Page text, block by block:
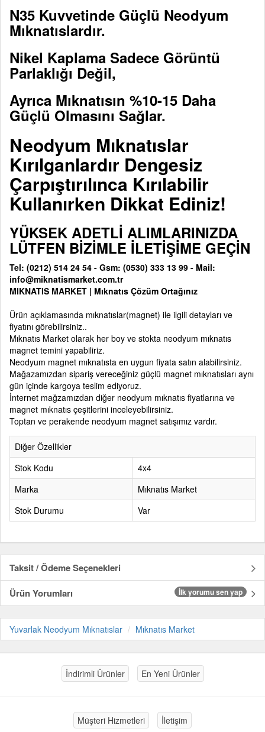
N35 Kuvvetinde Güçlü Neodyum
Mıknatıslardır.
Nikel Kaplama Sadece Görüntü
Parlaklığı Değil,
Ayrıca Mıknatısın %10-15 Daha
Güçlü Olmasını Sağlar.
Neodyum Mıknatıslar
Kırılganlardır Dengesiz
Çarpıştırılınca Kırılabilir
Kullanırken Dikkat Ediniz!
YÜKSEK ADETLİ ALIMLARINIZDA
LÜTFEN BİZİMLE İLETİŞİME GEÇİN
Tel: (0212) 514 24 54 - Gsm: (0530) 333 13 99 - Mail:
info@miknatismarket.com.tr
MIKNATIS MARKET | Mıknatıs Çözüm Ortağınız
Ürün açıklamasında mıknatıslar(magnet) ile ilgili detayları ve
fiyatını görebilirsiniz..
Mıknatıs Market olarak her boy ve stokta neodyum mıknatıs
magnet temini yapabiliriz.
Neodyum magnet mıknatısta en uygun fiyata satın alabilirsiniz.
Mağazamızdan sipariş vereceğiniz güçlü magnet mıknatısları aynı
gün içinde kargoya teslim ediyoruz.
İnternet mağzamızdan diğer neodyum mıknatıs fiyatlarına ve
magnet mıknatıs çeşitlerini inceleyebilirsiniz.
Toptan ve perakende neodyum magnet satışımız vardır.
Diğer Özellikler
Stok Kodu
4x4
Marka
Mıknatıs Market
Stok Durumu
Var
Taksit / Ödeme Seçenekleri
Ürün Yorumları
İlk yorumu sen yap
Yuvarlak Neodyum Mıknatıslar Mıknatıs Market
İndirimli Ürünler En Yeni Ürünler
Müşteri Hizmetleri İletişim